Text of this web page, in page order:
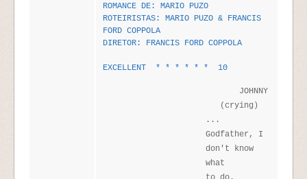
ROMANCE DE: MARIO PUZO
ROTEIRISTAS: MARIO PUZO & FRANCIS
FORD COPPOLA
DIRETOR: FRANCIS FORD COPPOLA
EXCELLENT * * * * * * 10
JOHNNY
(crying)
...
Godfather, I
don't know
what